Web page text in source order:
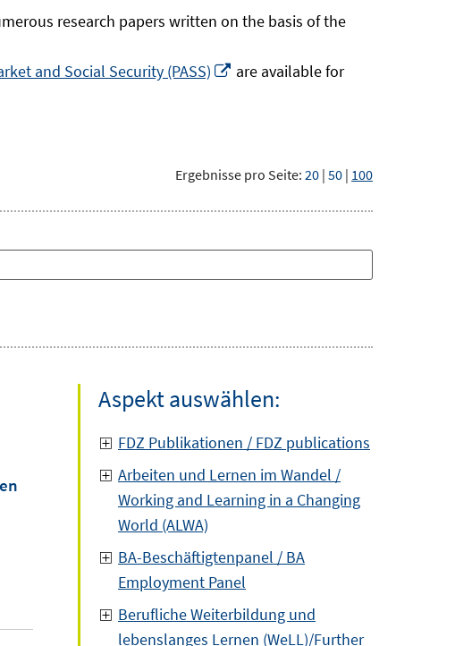
öffnen
research papers written on the basis of the
and Social Security (PASS)
In
are available for
Ergebnisse pro Seite: 20 | 50 | 100
Aspekt auswählen:
FDZ Publikationen / FDZ publications
Arbeiten und Lernen im Wandel /
Working and Learning in a Changing
World (ALWA)
BA-Beschäftigtenpanel / BA
Employment Panel
Berufliche Weiterbildung und
lebenslanges Lernen (WeLL)/Further